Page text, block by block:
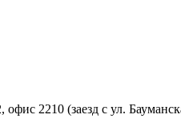
2210 (заезд с ул.